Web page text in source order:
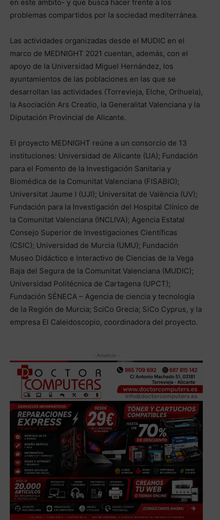
en este ámbito- y que busca hacer frente a los
problemas compartidos por la sociedad mediterránea.
Las actividades organizadas desde el MUDIC en el
marco de MEDNIGHT 2021 cuentan, además, con el
apoyo de la Universidad Miguel Hernández, los
ayuntamientos de las poblaciones en las que se
desarrollan las actividades (Torrevieja, Elche, Orihuela),
la Asociación Ars Creatio, la Generalitat Valenciana y la
Diputación Provincial de Alicante.
El proyecto MEDNIGHT reúne a un consorcio de 13
instituciones: Universidad de Alicante (UA); Fundación
para el Fomento de la Investigación Sanitaria y
Biomédica de la Comunitat Valenciana (FISABIO);
Universitat Jaume I (UJI); Universitat de València (UV);
Fundación para la Investigación del Hospital Clínico de
la Comunitat Valenciana (INCLIVA); Agencia Estatal
Consejo Superior de Investigaciones Científicas
(CSIC); Universidad de Murcia (UMU); Fundación
Museo Didáctico e Interactivo de Ciencias de la Vega
Baja del Segura de la Comunitat Valenciana (MUDIC);
Universidad Politécnica de Cartagena (UPCT);
Fundación SÉNECA – Agencia de ciencia y tecnología
de la Región de Murcia; SciCo Grecia; SiCo Cyprus, y la
empresa El Caleidoscopio, coordinadora del proyecto.
- Anuncio -